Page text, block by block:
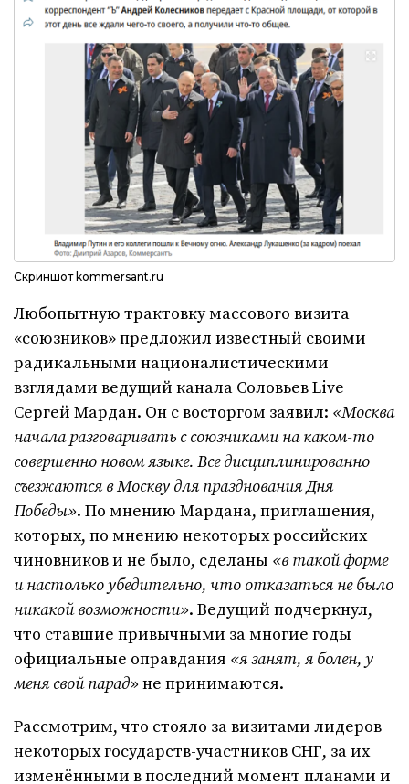
Скриншот kommersant.ru
Любопытную трактовку массового визита
«союзников» предложил известный своими
радикальными националистическими
взглядами ведущий канала Соловьев Live
Сергей Мардан. Он с восторгом заявил: «Москва
начала разговаривать с союзниками на каком-то
совершенно новом языке. Все дисциплинированно
съезжаются в Москву для празднования Дня
Победы». По мнению Мардана, приглашения,
которых, по мнению некоторых российских
чиновников и не было, сделаны «в такой форме
и настолько убедительно, что отказаться не было
никакой возможности». Ведущий подчеркнул,
что ставшие привычными за многие годы
официальные оправдания «я занят, я болен, у
меня свой парад»не принимаются.
Рассмотрим, что стояло за визитами лидеров
некоторых государств-участников СНГ, за их
изменёнными в последний момент планами и